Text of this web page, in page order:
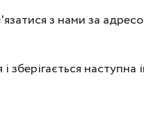
з нами за
наступна